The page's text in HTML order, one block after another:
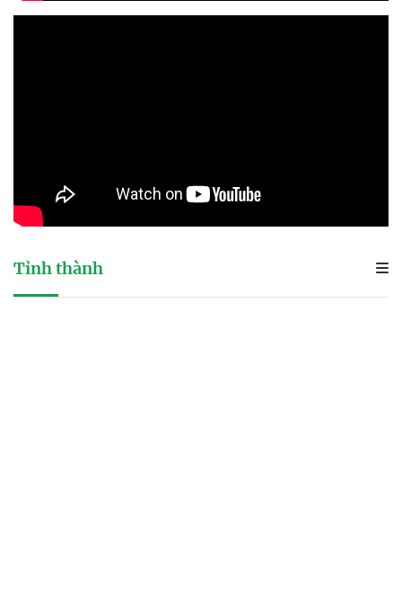
Tỉnh thành